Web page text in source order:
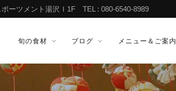
ーツメント湯沢Ｉ1F TEL : 080-6540-8989
旬の食材 ブログ メニュー＆ご案内